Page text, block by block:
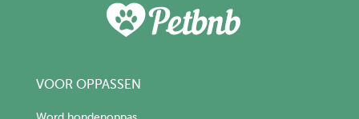
VOOR OPPASSEN